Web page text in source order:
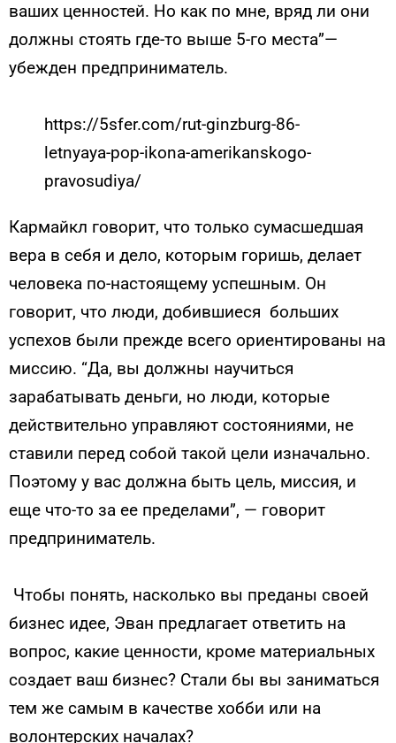
ваших ценностей. Но как по мне, вряд ли они
должны стоять где-то выше 5-го места”—
убежден предприниматель.
https://5sfer.com/rut-ginzburg-86-
letnyaya-pop-ikona-amerikanskogo-
pravosudiya/
Кармайкл говорит, что только сумасшедшая
вера в себя и дело, которым горишь, делает
человека по-настоящему успешным. Он
говорит, что люди, добившиеся больших
успехов были прежде всего ориентированы на
миссию. “Да, вы должны научиться
зарабатывать деньги, но люди, которые
действительно управляют состояниями, не
ставили перед собой такой цели изначально.
Поэтому у вас должна быть цель, миссия, и
еще что-то за ее пределами”, — говорит
предприниматель.
Чтобы понять, насколько вы преданы своей
бизнес идее, Эван предлагает ответить на
вопрос, какие ценности, кроме материальных
создает ваш бизнес? Стали бы вы заниматься
тем же самым в качестве хобби или на
волонтерских началах?